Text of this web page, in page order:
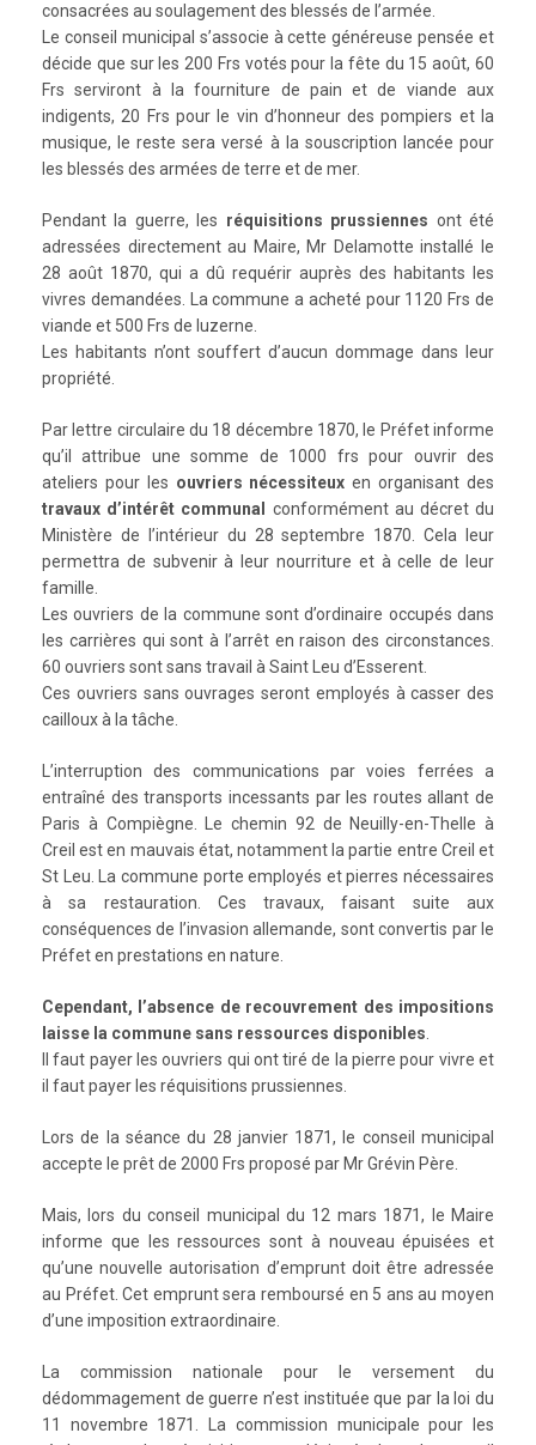
consacrées au soulagement des blessés de l’armée.
Le conseil municipal s’associe à cette généreuse pensée et
décide que sur les 200 Frs votés pour la fête du 15 août, 60
Frs serviront à la fourniture de pain et de viande aux
indigents, 20 Frs pour le vin d’honneur des pompiers et la
musique, le reste sera versé à la souscription lancée pour
les blessés des armées de terre et de mer.
Pendant la guerre, les réquisitions prussiennes ont été
adressées directement au Maire, Mr Delamotte installé le
28 août 1870, qui a dû requérir auprès des habitants les
vivres demandées. La commune a acheté pour 1120 Frs de
viande et 500 Frs de luzerne.
Les habitants n’ont souffert d’aucun dommage dans leur
propriété.
Par lettre circulaire du 18 décembre 1870, le Préfet informe
qu’il attribue une somme de 1000 frs pour ouvrir des
ateliers pour les ouvriers nécessiteux en organisant des
travaux d’intérêt communal
conformément au décret du
Ministère de l’intérieur du 28 septembre 1870. Cela leur
permettra de subvenir à leur nourriture et à celle de leur
famille.
Les ouvriers de la commune sont d’ordinaire occupés dans
les carrières qui sont à l’arrêt en raison des circonstances.
60 ouvriers sont sans travail à Saint Leu d’Esserent.
Ces ouvriers sans ouvrages seront employés à casser des
cailloux à la tâche.
L’interruption des communications par voies ferrées a
entraîné des transports incessants par les routes allant de
Paris à Compiègne. Le chemin 92 de Neuilly-en-Thelle à
Creil est en mauvais état, notamment la partie entre Creil et
St Leu. La commune porte employés et pierres nécessaires
à sa restauration. Ces travaux, faisant suite aux
conséquences de l’invasion allemande, sont convertis par le
Préfet en prestations en nature.
Cependant, l’absence de recouvrement des impositions
laisse la commune sans ressources disponibles
Il faut payer les ouvriers qui ont tiré de la pierre pour vivre et
il faut payer les réquisitions prussiennes.
Lors de la séance du 28 janvier 1871, le conseil municipal
accepte le prêt de 2000 Frs proposé par Mr Grévin Père.
Mais, lors du conseil municipal du 12 mars 1871, le Maire
informe que les ressources sont à nouveau épuisées et
qu’une nouvelle autorisation d’emprunt doit être adressée
au Préfet. Cet emprunt sera remboursé en 5 ans au moyen
d’une imposition extraordinaire.
La commission nationale pour le versement du
dédommagement de guerre n’est instituée que par la loi du
11 novembre 1871. La commission municipale pour les